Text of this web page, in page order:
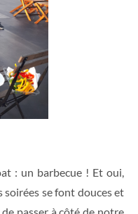
: un barbecue ! Et oui,
soirées se font douces et